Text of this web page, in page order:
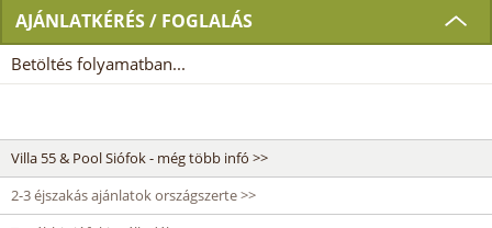
AJÁNLATKÉRÉS / FOGLALÁS
Betöltés folyamatban...
Villa 55 & Pool Siófok - még több infó >>
2-3 éjszakás ajánlatok országszerte >>